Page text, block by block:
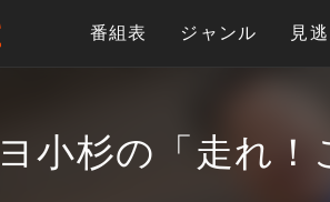
番組表 ジャンル 見
小杉の「走れ！